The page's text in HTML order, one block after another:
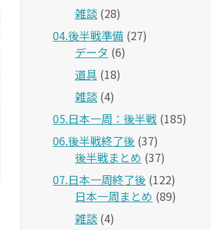
雑談 (28)
04.後半戦準備 (27)
データ (6)
道具 (18)
雑談 (4)
05.日本一周：後半戦 (185)
06.後半戦終了後 (37)
後半戦まとめ (37)
07.日本一周終了後 (122)
日本一周まとめ (89)
雑談 (4)